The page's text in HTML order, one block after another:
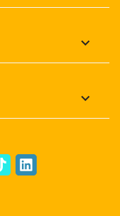
keyboard_arrow_down
keyboard_arrow_down